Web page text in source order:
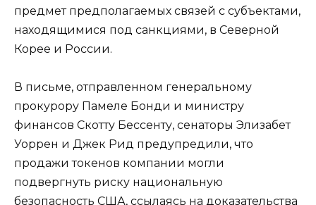
предмет предполагаемых связей с субъектами,
находящимися под санкциями, в Северной
Корее и России.
В письме, отправленном генеральному
прокурору Памеле Бонди и министру
финансов Скотту Бессенту, сенаторы Элизабет
Уоррен и Джек Рид предупредили, что
продажи токенов компании могли
подвергнуть риску национальную
безопасность США, ссылаясь на доказательства